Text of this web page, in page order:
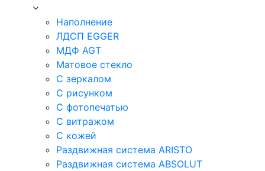
Наполнение
ЛДСП EGGER
МДФ AGT
Матовое стекло
С зеркалом
С рисунком
С фотопечатью
С витражом
С кожей
Раздвижная система ARISTO
Раздвижная система ABSOLUT